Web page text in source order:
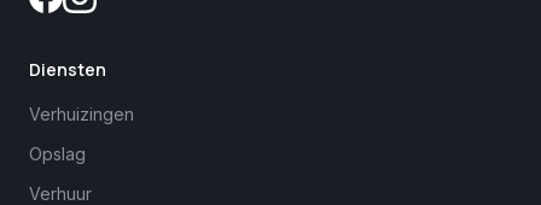
Diensten
Verhuizingen
Opslag
Verhuur